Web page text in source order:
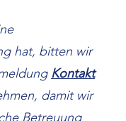
hat, bitten wir
Kontakt
damit wir
Betreuung